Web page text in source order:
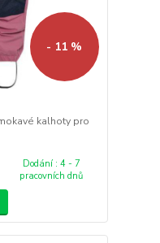
- 11 %
kalhoty pro
Dodání : 4 - 7
pracovních dnů